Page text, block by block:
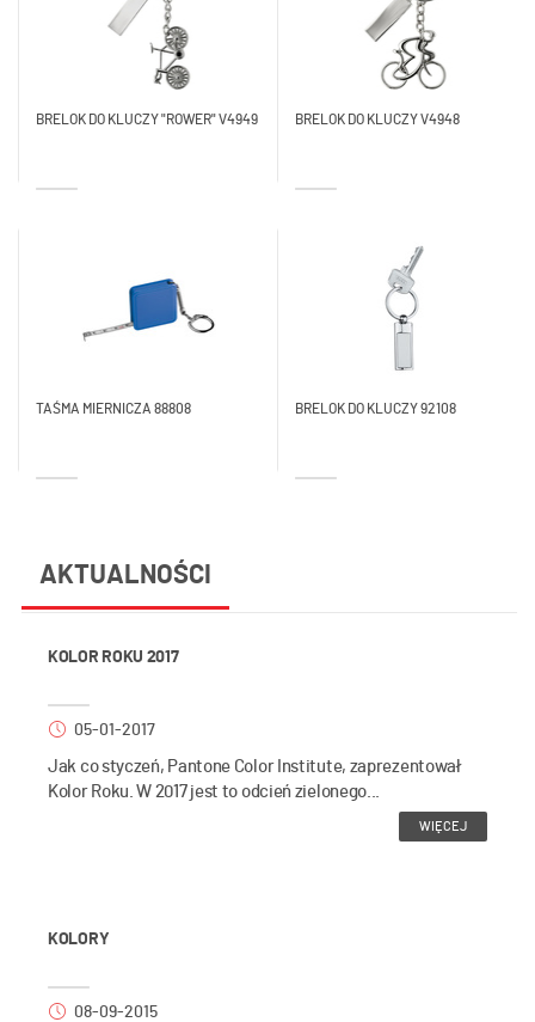
BRELOK DO KLUCZY "ROWER" V4949 BRELOK DO KLUCZY V4948
TAŚMA MIERNICZA 88808 BRELOK DO KLUCZY 92108
AKTUALNOŚCI
KOLOR ROKU 2017
05-01-2017
Jak co styczeń, Pantone Color Institute, zaprezentował
Kolor Roku. W 2017 jest to odcień zielonego...
WIĘCEJ
KOLORY
08-09-2015